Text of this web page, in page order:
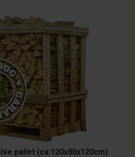
pallet (ca.120x80x120cm)